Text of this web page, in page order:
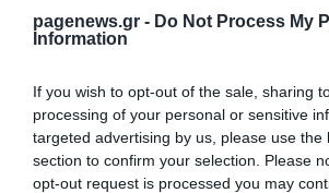
pagenews.gr - Do Not Process My
Information
If you wish to opt-out of the sale, sharing
processing of your personal or sensitive
targeted advertising by us, please use the
section to confirm your selection. Please
opt-out request is processed you may
Βάλια Χατζηθεοδώρου: Διακοπές στη
Μύκονο με μαγιό – Οι πόζες της στη
θάλασσα που μαγνήτισαν τα βλέμματα
ΙΩΑΝΝΑ ΚΑΡΑ
08.08.2026 | 18:39